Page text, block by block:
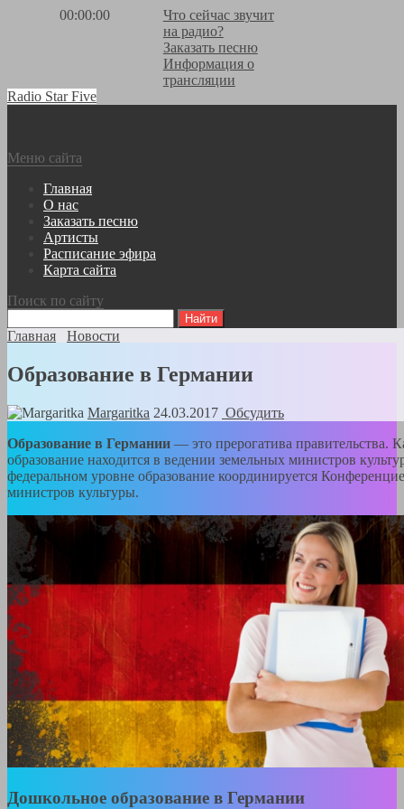
00:00:00
Что сейчас звучит
на радио?
Заказать песню
Информация о
трансляции
Radio Star Five
Меню сайта
Главная
О нас
Заказать песню
Артисты
Расписание эфира
Карта сайта
Поиск по сайту
Главная Новости
Образование в Германии
Margaritka 24.03.2017 Обсудить
Образование в Германии — это прерогатива правительства.
образование находится в ведении земельных министров
федеральном уровне образование координируется
министров культуры.
Дошкольное образование в Германии